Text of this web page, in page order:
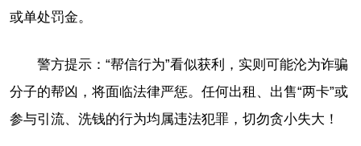
或单处罚金。
警方提示：“帮信行为”看似获利，实则可能沦为诈骗
分子的帮凶，将面临法律严惩。任何出租、出售“两卡”或
参与引流、洗钱的行为均属违法犯罪，切勿贪小失大！